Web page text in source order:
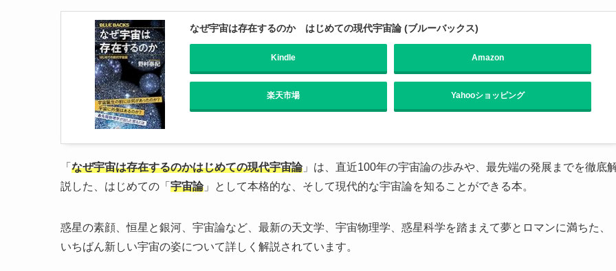
なぜ宇宙は存在するのか はじめての現代宇宙論 (ブルーバックス)
Kindle Amazon
楽天市場 Yahooショッピング
「 なぜ宇宙は存在するのかはじめての現代宇宙論」は、直近100年の宇宙論の歩みや、最先端の発展までを徹底
説した、はじめての「 宇宙論」として本格的な、そして現代的な宇宙論を知ることができる本。
惑星の素顔、恒星と銀河、宇宙論など、最新の天文学、宇宙物理学、惑星科学を踏まえて夢とロマンに満ちた、
いちばん新しい宇宙の姿について詳しく解説されています。